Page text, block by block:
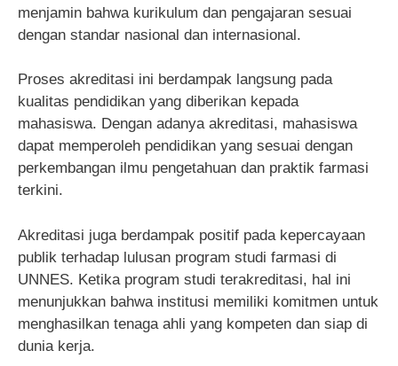
menjamin bahwa kurikulum dan pengajaran sesuai
dengan standar nasional dan internasional.
Proses akreditasi ini berdampak langsung pada
kualitas pendidikan yang diberikan kepada
mahasiswa. Dengan adanya akreditasi, mahasiswa
dapat memperoleh pendidikan yang sesuai dengan
perkembangan ilmu pengetahuan dan praktik farmasi
terkini.
Akreditasi juga berdampak positif pada kepercayaan
publik terhadap lulusan program studi farmasi di
UNNES. Ketika program studi terakreditasi, hal ini
menunjukkan bahwa institusi memiliki komitmen untuk
menghasilkan tenaga ahli yang kompeten dan siap di
dunia kerja.